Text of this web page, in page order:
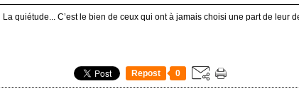
La quiétude... C’est le bien de ceux qui ont à jamais choisi une part de leur
Repost 0